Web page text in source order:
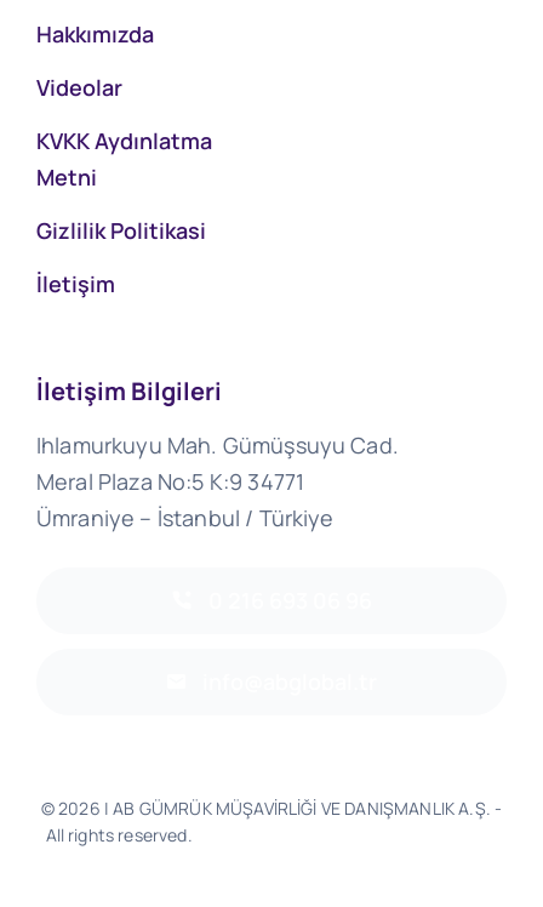
Hakkımızda
Videolar
KVKK Aydınlatma
Metni
Gizlilik Politikasi
İletişim
İletişim Bilgileri
Ihlamurkuyu Mah. Gümüşsuyu Cad.
Meral Plaza No:5 K:9 34771
Ümraniye – İstanbul / Türkiye
© 2026 | AB GÜMRÜK MÜŞAVİRLİĞİ VE DANIŞMANLIK A.Ş. -
All rights reserved.